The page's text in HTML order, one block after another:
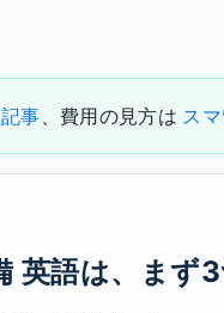
事 、費用の見方は ス
英語は、まず